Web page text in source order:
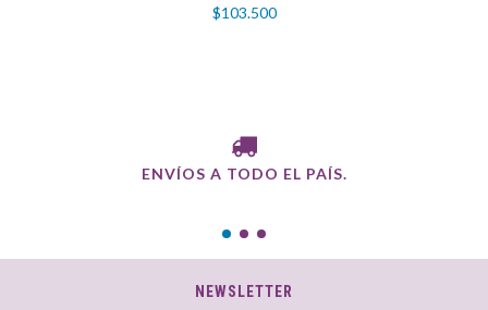
$103.500
ENVÍOS A TODO EL PAÍS.
NEWSLETTER